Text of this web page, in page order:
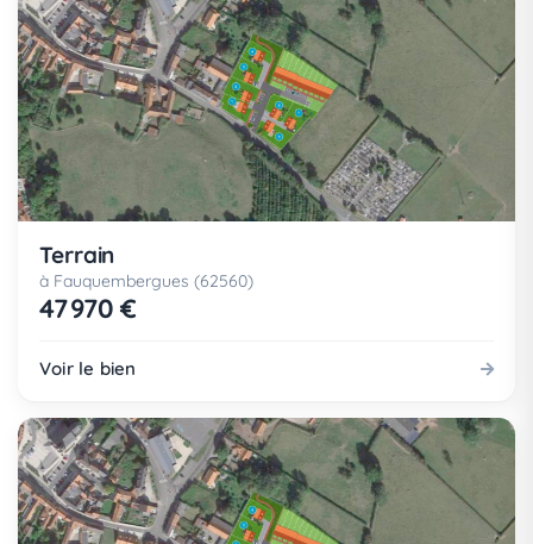
Terrain
à Fauquembergues (62560)
47 970 €
Voir le bien